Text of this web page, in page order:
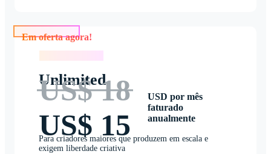
Unlimited
US$ 18
US$ 15
USD por mês
faturado
anualmente
Para criadores maiores que produzem em escala e
exigem liberdade criativa